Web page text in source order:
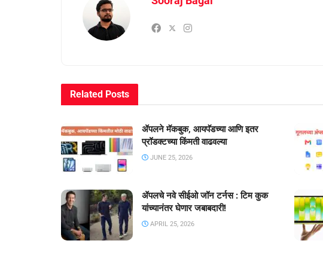
Related Posts
ॲपलने मॅकबुक, आयपॅडच्या आणि इतर
प्रॉडक्टच्या किंमती वाढवल्या
JUNE 25, 2026
ॲपलचे नवे सीईओ जॉन टर्नस : टिम कुक
यांच्यानंतर घेणार जबाबदारी!
APRIL 25, 2026